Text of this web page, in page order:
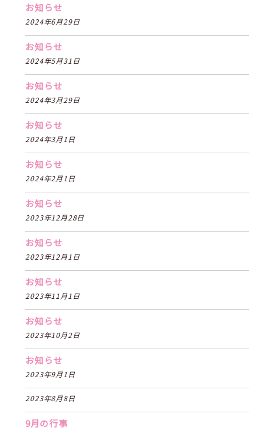
お知らせ
2024年6月29日
お知らせ
2024年5月31日
お知らせ
2024年3月29日
お知らせ
2024年3月1日
お知らせ
2024年2月1日
お知らせ
2023年12月28日
お知らせ
2023年12月1日
お知らせ
2023年11月1日
お知らせ
2023年10月2日
お知らせ
2023年9月1日
2023年8月8日
9月の行事